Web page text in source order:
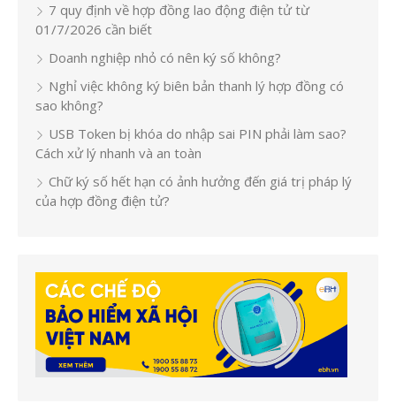
7 quy định về hợp đồng lao động điện tử từ
01/7/2026 cần biết
Doanh nghiệp nhỏ có nên ký số không?
Nghỉ việc không ký biên bản thanh lý hợp đồng có
sao không?
USB Token bị khóa do nhập sai PIN phải làm sao?
Cách xử lý nhanh và an toàn
Chữ ký số hết hạn có ảnh hưởng đến giá trị pháp lý
của hợp đồng điện tử?